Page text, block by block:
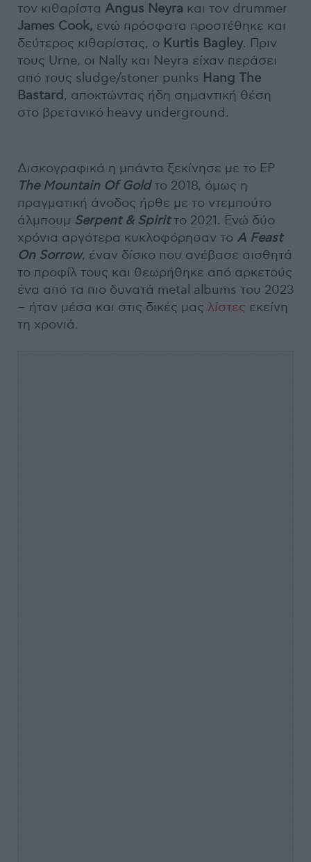
τον κιθαρίστα Angus Neyra και τον drummer
James Cook, ενώ πρόσφατα προστέθηκε και
δεύτερος κιθαρίστας, ο Kurtis Bagley. Πριν
τους Urne, οι Nally και Neyra είχαν περάσει
από τους sludge/stoner punks Hang The
Bastard, αποκτώντας ήδη σημαντική θέση
στο βρετανικό heavy underground.
Δισκογραφικά η μπάντα ξεκίνησε με το EP
The Mountain Of Goldτο 2018, όμως η
πραγματική άνοδος ήρθε με το ντεμπούτο
άλμπουμ Serpent & Spiritτο 2021. Ενώ δύο
χρόνια αργότερα κυκλοφόρησαν το A Feast
On Sorrow, έναν δίσκο που ανέβασε αισθητά
το προφίλ τους και θεωρήθηκε από αρκετούς
ένα από τα πιο δυνατά metal albums του 2023
− ήταν μέσα και στις δικές μας λίστες εκείνη
τη χρονιά.